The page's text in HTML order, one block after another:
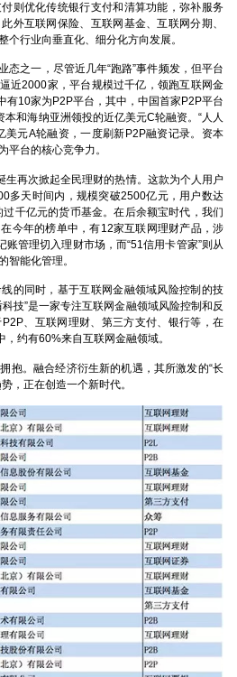
则优化传统银行支付和清算功能，弥补服务
外互联网保险、互联网基金、互联网分期、
个行业向垂直化、细分化方向发展。
态之一，尽管近几年“跑路”事件频发，但平台
近2000家，平台规模过千亿，领跑互联网金
有10家为P2P平台，其中，中国首家P2P平台
本和海纳亚洲领投的近亿美元C轮融资。“人人
美元A轮融资，一度刷新P2P融资记录。资本
平台的核心竞争力。
生再次掀起全民理财的热情。这款为个人用户
多天时间内，规模突破2500亿元，用户数达
千亿元的货币基金。在后余额宝时代，我们
今年的榜单中，有12家互联网理财产品，涉
账管理切入理财市场，而“51信用卡管家”则从
智能化管理。
的同时，基于互联网金融领域风险控制的技
技”是一家专注互联网金融领域风险控制和反
、互联网理财、第三方支付、银行等，在
约有60%来自互联网金融领域。
抱。融合经济衍生新的机遇，其所激发的“长
，正在创造一个新时代。